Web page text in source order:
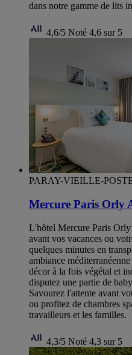
dans notre gamme de lits
4,6/5 Noté 4,6 sur 5
PARAY-VIEILLE-
Mercure Paris Orly
L'hôtel Mercure Paris
avant vos vacances ou
quelques minutes en
ambiance
décor à la fois végétal et
disputez une partie de
Savourez l'attente avant
ou profitez de chambres
travailleurs et les familles.
4,3/5 Noté 4,3 sur 5